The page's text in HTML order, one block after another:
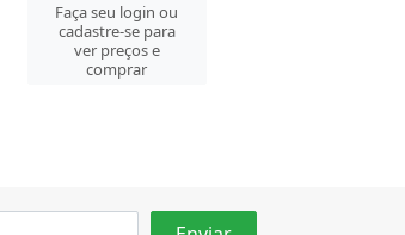
Faça seu login ou
cadastre-se para
ver preços e
comprar